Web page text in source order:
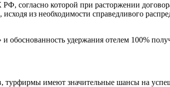
согласно которой при расторжении
исходя из необходимости справедливого
обоснованность удержания отелем 100%
турфирмы имеют значительные шансы на